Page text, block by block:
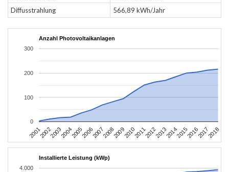
Diffusstrahlung
566,89 kWh/Jahr
Anzahl Photovoltaikanlagen
200120022003200420052006200720082009201020112012201320142015201620172018
0
100
200
300
Installierte Leistung (kWp)
4.000